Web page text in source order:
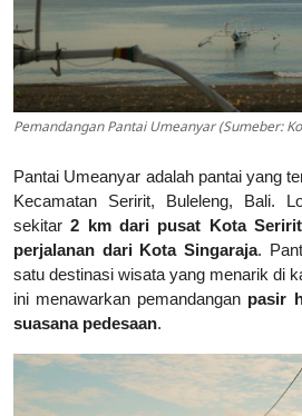
Pemandangan Pantai Umeanyar (Sumeber:
Pantai Umeanyar adalah pantai yang
Kecamatan Seririt, Buleleng, Bali.
sekitar2 km dari pusat Kota
perjalanan dari Kota Singaraja.
satu destinasi wisata yang menarik di
ini menawarkan pemandangan pasir
suasana pedesaan.